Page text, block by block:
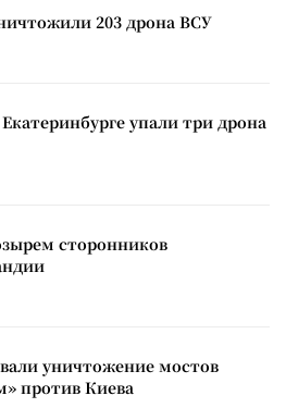
203 дрона ВСУ
упали три дрона
сторонников
уничтожение мостов
против Киева